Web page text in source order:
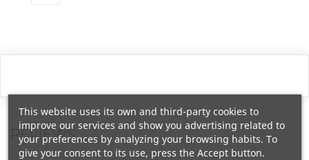
REVIEWS
This website uses its own and third-party cookies to
improve our services and show you advertising related to
your preferences by analyzing your browsing habits. To
give your consent to its use, press the Accept button.